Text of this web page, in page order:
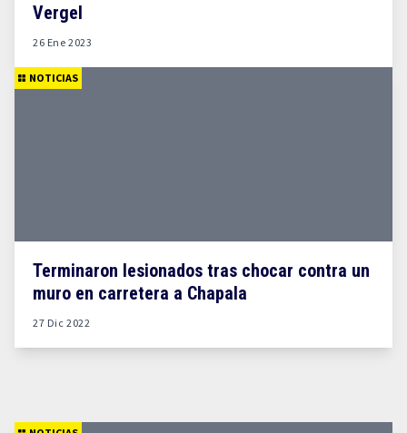
Vergel
26 Ene 2023
NOTICIAS
Terminaron lesionados tras chocar contra un
muro en carretera a Chapala
27 Dic 2022